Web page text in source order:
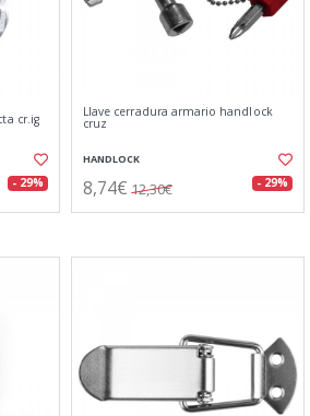
cr.ig
- 29%
Llave cerradura armario handlock
cruz
HANDLOCK
8,74€ 12,30€ - 29%